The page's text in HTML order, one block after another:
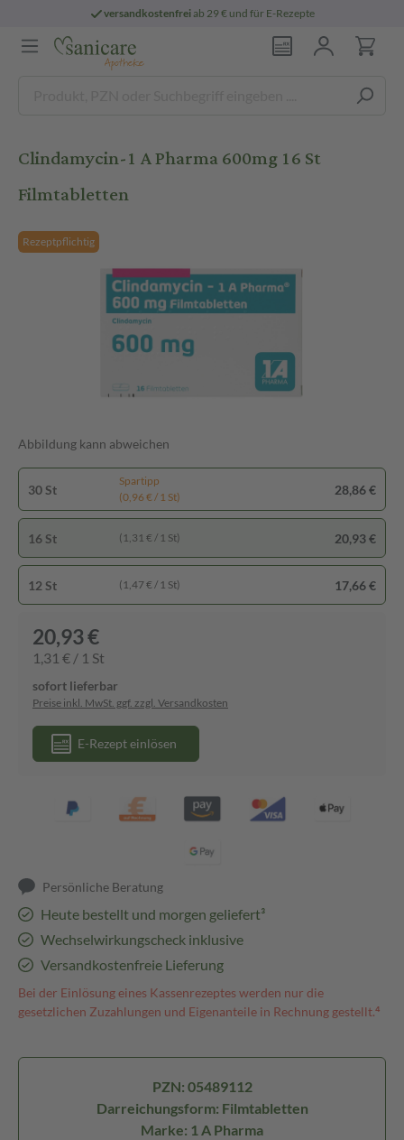
versandkostenfreiab 29 € und für E-Rezepte
Clindamycin-1 A Pharma 600mg 16 St
Filmtabletten
Rezeptpflichtig
Abbildung kann abweichen
30 St
Spartipp
(0,96 € / 1 St)
28,86 €
16 St (1,31 € / 1 St) 20,93 €
12 St (1,47 € / 1 St) 17,66 €
20,93 €
1,31 € / 1 St
sofort lieferbar
Preise inkl. MwSt. ggf. zzgl. Versandkosten
E-Rezept einlösen
Persönliche Beratung
Heute bestellt und morgen geliefert³
Wechselwirkungscheck inklusive
Versandkostenfreie Lieferung
Bei der Einlösung eines Kassenrezeptes werden nur die
gesetzlichen Zuzahlungen und Eigenanteile in Rechnung gestellt.⁴
PZN: 05489112
Darreichungsform: Filmtabletten
Marke: 1 A Pharma